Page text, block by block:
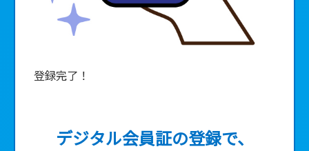
登録完了！
デジタル会員証の登録で、